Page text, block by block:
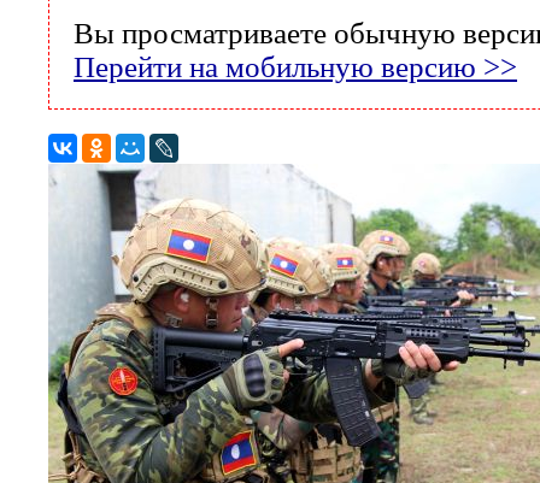
Вы просматриваете обычную
Перейти на мобильную версию >>